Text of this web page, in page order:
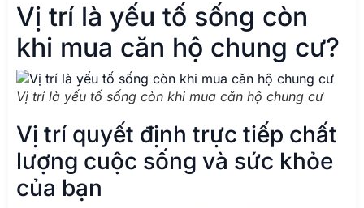
Vị trí là yếu tố sống còn
khi mua căn hộ chung cư?
Vị trí là yếu tố sống còn khi mua căn hộ chung cư
Vị trí quyết định trực tiếp chất
lượng cuộc sống và sức khỏe
của bạn